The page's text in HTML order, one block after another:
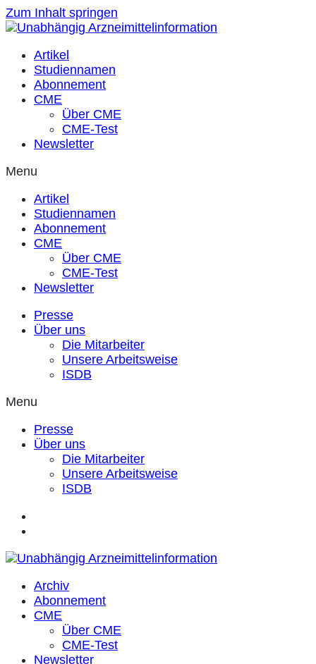
Zum Inhalt springen
Artikel
Studiennamen
Abonnement
CME
Über CME
CME-Test
Newsletter
Menu
Artikel
Studiennamen
Abonnement
CME
Über CME
CME-Test
Newsletter
Presse
Über uns
Die Mitarbeiter
Unsere Arbeitsweise
ISDB
Menu
Presse
Über uns
Die Mitarbeiter
Unsere Arbeitsweise
ISDB
Archiv
Abonnement
CME
Über CME
CME-Test
Newsletter